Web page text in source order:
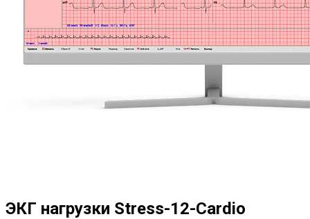
ЭКГ нагрузки Stress-12-Cardio